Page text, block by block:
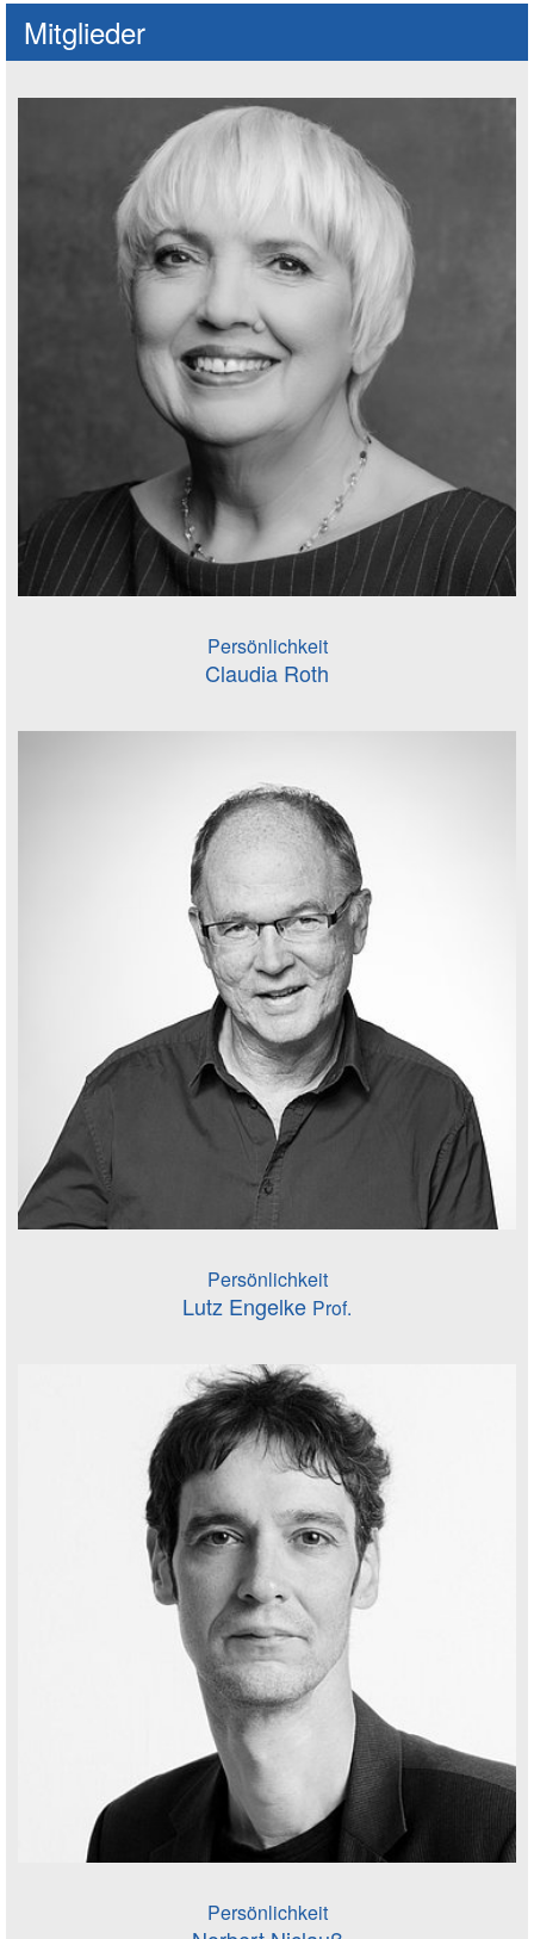
Mitglieder
Persönlichkeit
Claudia Roth
Persönlichkeit
Lutz Engelke Prof.
Persönlichkeit